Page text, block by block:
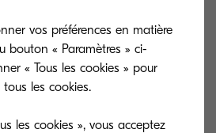
solutions de support.
vos préférences en matière
bouton « Paramètres » ci-
« Tous les cookies » pour
les cookies.
les cookies », vous acceptez